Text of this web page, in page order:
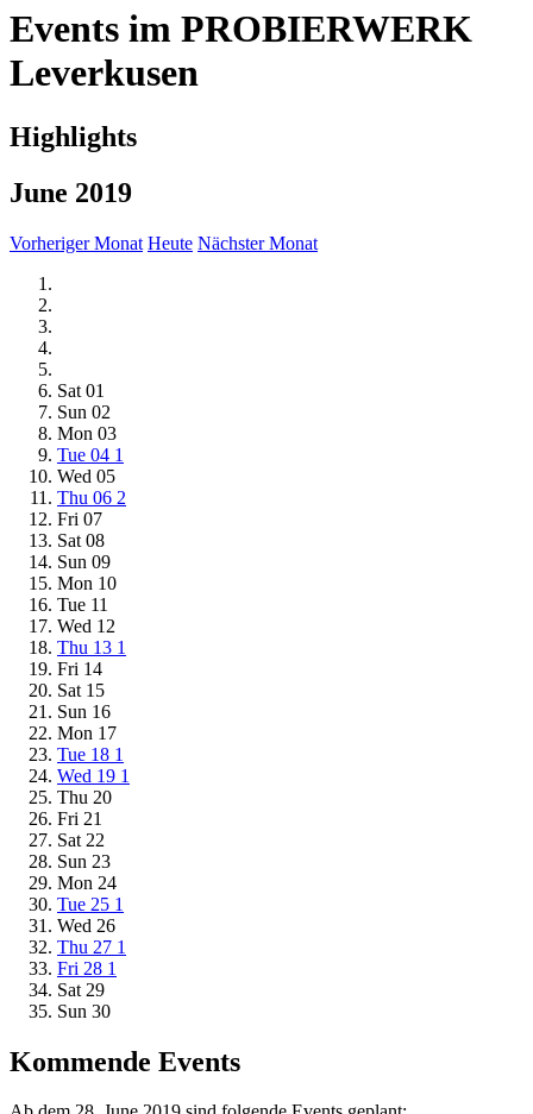
Events im PROBIERWERK
Leverkusen
Highlights
June 2019
Vorheriger Monat Heute Nächster Monat
Sat 01
Sun 02
Mon 03
Tue 04 1
Wed 05
Thu 06 2
Fri 07
Sat 08
Sun 09
Mon 10
Tue 11
Wed 12
Thu 13 1
Fri 14
Sat 15
Sun 16
Mon 17
Tue 18 1
Wed 19 1
Thu 20
Fri 21
Sat 22
Sun 23
Mon 24
Tue 25 1
Wed 26
Thu 27 1
Fri 28 1
Sat 29
Sun 30
Kommende Events